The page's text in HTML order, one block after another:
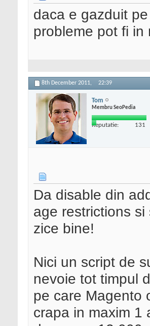
daca e gazduit
probleme pot fi in
8th December 2011, 22:39
Tom
Membru SeoPedia
Reputatie: 131
Da disable din
age restrictions
zice bine!
Nici un script de
nevoie tot timpul
pe care Magento
crapa in maxim 1